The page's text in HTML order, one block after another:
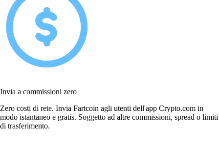
Invia a commissioni zero
Zero costi di rete. Invia Fartcoin agli utenti dell'app Crypto.com in
modo istantaneo e gratis. Soggetto ad altre commissioni, spread o limiti
di trasferimento.